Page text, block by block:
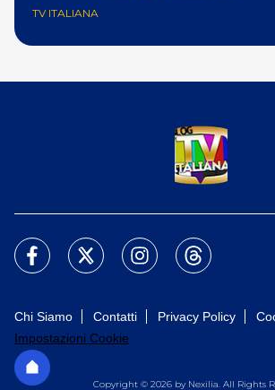
TV ITALIANA
Chi Siamo Contatti Privacy Policy
Impostazioni Cookie
Copyright © 2026 by Nexilia. All Rights